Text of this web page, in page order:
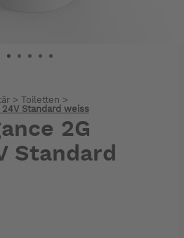
> Toiletten >
Standard weiss
2G
Standard